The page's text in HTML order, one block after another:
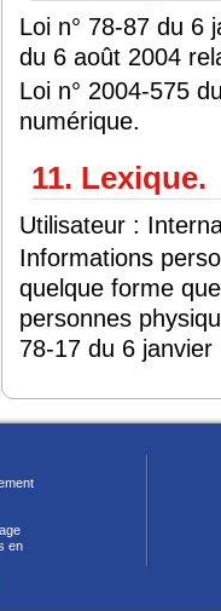
Loi n° 78-87 du 6
du 6 août 2004
Loi n° 2004-575
numérique.
11. Lexique.
Utilisateur :
Informations
quelque forme
personnes
78-17 du 6 janvier
en